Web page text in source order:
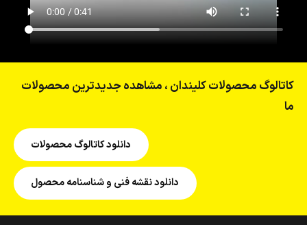
کاتالوگ محصولات کلیندان ، مشاهده جدیدترین محصولات
ما
دانلود کاتالوگ محصولات
دانلود نقشه فنی و شناسنامه محصول